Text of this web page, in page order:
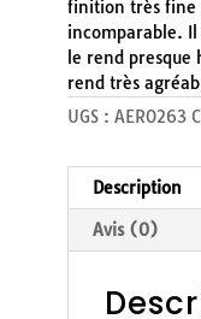
finition très fine
incomparable. Il
le rend
rend très
UGS : AERO263
Description
Avis (0)